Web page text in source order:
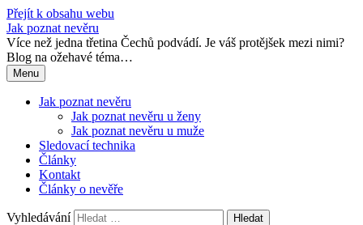
Přejít k obsahu webu
Jak poznat nevěru
Více než jedna třetina Čechů podvádí. Je váš protějšek mezi nimi?
Blog na ožehavé téma…
Menu
Jak poznat nevěru
Jak poznat nevěru u ženy
Jak poznat nevěru u muže
Sledovací technika
Články
Kontakt
Články o nevěře
Vyhledávání